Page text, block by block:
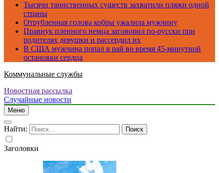
Тысячи таинственных существ захватили пляжи одной
страны
Отрубленная голова кобры ужалила мужчину
Правнук пленного немца заговорил по-русски при
родителях девушки и рассердил их
В США мужчина попал в рай во время 45-минутной
остановки сердца
Коммунальные службы
Новостная рассылка
Случайные новости
Меню
Найти:
Заголовки